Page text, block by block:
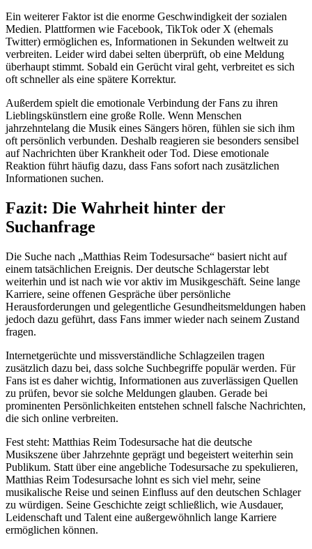
Ein weiterer Faktor ist die enorme Geschwindigkeit der sozialen
Medien. Plattformen wie Facebook, TikTok oder X (ehemals
Twitter) ermöglichen es, Informationen in Sekunden weltweit zu
verbreiten. Leider wird dabei selten überprüft, ob eine Meldung
überhaupt stimmt. Sobald ein Gerücht viral geht, verbreitet es sich
oft schneller als eine spätere Korrektur.
Außerdem spielt die emotionale Verbindung der Fans zu ihren
Lieblingskünstlern eine große Rolle. Wenn Menschen
jahrzehntelang die Musik eines Sängers hören, fühlen sie sich ihm
oft persönlich verbunden. Deshalb reagieren sie besonders sensibel
auf Nachrichten über Krankheit oder Tod. Diese emotionale
Reaktion führt häufig dazu, dass Fans sofort nach zusätzlichen
Informationen suchen.
Fazit: Die Wahrheit hinter der
Suchanfrage
Die Suche nach „Matthias Reim Todesursache“ basiert nicht auf
einem tatsächlichen Ereignis. Der deutsche Schlagerstar lebt
weiterhin und ist nach wie vor aktiv im Musikgeschäft. Seine lange
Karriere, seine offenen Gespräche über persönliche
Herausforderungen und gelegentliche Gesundheitsmeldungen haben
jedoch dazu geführt, dass Fans immer wieder nach seinem Zustand
fragen.
Internetgerüchte und missverständliche Schlagzeilen tragen
zusätzlich dazu bei, dass solche Suchbegriffe populär werden. Für
Fans ist es daher wichtig, Informationen aus zuverlässigen Quellen
zu prüfen, bevor sie solche Meldungen glauben. Gerade bei
prominenten Persönlichkeiten entstehen schnell falsche Nachrichten,
die sich online verbreiten.
Fest steht: Matthias Reim Todesursache hat die deutsche
Musikszene über Jahrzehnte geprägt und begeistert weiterhin sein
Publikum. Statt über eine angebliche Todesursache zu spekulieren,
Matthias Reim Todesursache lohnt es sich viel mehr, seine
musikalische Reise und seinen Einfluss auf den deutschen Schlager
zu würdigen. Seine Geschichte zeigt schließlich, wie Ausdauer,
Leidenschaft und Talent eine außergewöhnlich lange Karriere
ermöglichen können.